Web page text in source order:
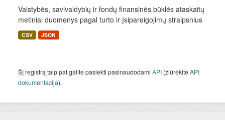
Valstybės, savivaldybių ir fondų finansinės būklės ataskaitų
metiniai duomenys pagal turto ir įsipareigojimų straipsnius
CSV JSON
Šį registrą taip pat galite pasiekti pasinaudodami API (žiūrėkiteAPI
dokumentacija).